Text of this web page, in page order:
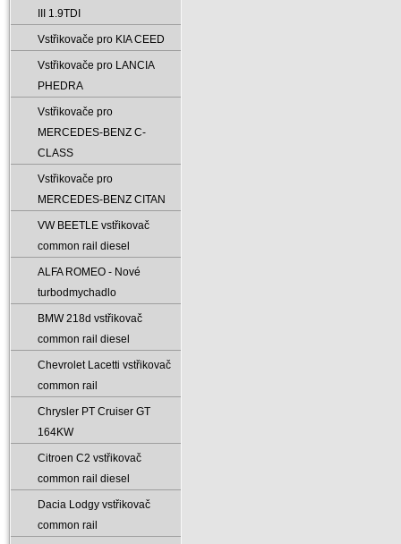
III 1.9TDI
Vstřikovače pro KIA CEED
Vstřikovače pro LANCIA
PHEDRA
Vstřikovače pro
MERCEDES-BENZ C-
CLASS
Vstřikovače pro
MERCEDES-BENZ CITAN
VW BEETLE vstřikovač
common rail diesel
ALFA ROMEO - Nové
turbodmychadlo
BMW 218d vstřikovač
common rail diesel
Chevrolet Lacetti vstřikovač
common rail
Chrysler PT Cruiser GT
164KW
Citroen C2 vstřikovač
common rail diesel
Dacia Lodgy vstřikovač
common rail